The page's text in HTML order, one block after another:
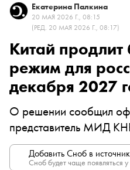
Екатерина Палкина
20 МАЯ 2026 Г., 08:15
(РЕД. 20 МАЯ 2026 Г., 08:17)
Китай продлит
режим для
декабря 2027
О решении сообщил
представитель МИД
Добавить Сноб в
Сноб будет чаще появляться